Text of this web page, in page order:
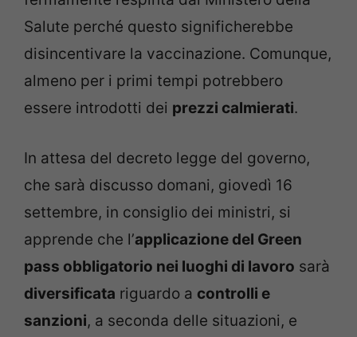
Salute perché questo significherebbe
disincentivare la vaccinazione. Comunque,
almeno per i primi tempi potrebbero
essere introdotti dei prezzi calmierati.
In attesa del decreto legge del governo,
che sarà discusso domani, giovedì 16
settembre, in consiglio dei ministri, si
apprende che l’applicazione del Green
pass obbligatorio nei luoghi di lavoro sarà
diversificata riguardo a controlli e
sanzioni, a seconda delle situazioni, e